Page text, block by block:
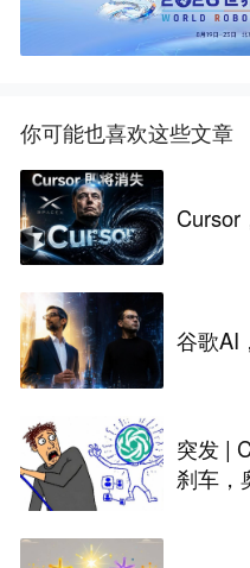
你可能也喜欢这些文章
Cursor
谷歌AI
突发 |
刹车，